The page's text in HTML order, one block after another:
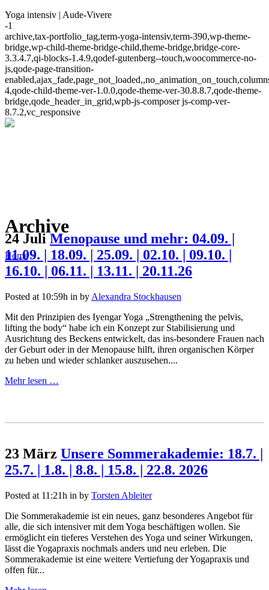
Yoga intensiv | Aude-Vivere
-1
archive,tax-portfolio_tag,term-yoga-intensiv,term-390,wp-theme-
bridge,wp-child-theme-bridge-child,theme-bridge,bridge-core-
3.3.4.7,qi-blocks-1.4.9,qodef-gutenberg--touch,woocommerce-no-
js,qode-page-transition-
4,qode-child-theme-ver-1.0.0,qode-theme-ver-30.8.8.7,qode-theme-
bridge,qode_header_in_grid,wpb-js-composer js-comp-ver-
8.7.2,vc_responsive
Archive
Home>
24 Juli Menopause und mehr: 04.09. |
11.09. | 18.09. | 25.09. | 02.10. | 09.10. |
16.10. | 06.11. | 13.11. | 20.11.26
Posted at 10:59h in by Alexandra Stockhausen
Mit den Prinzipien des Iyengar Yoga „Strengthening the pelvis,
lifting the body“ habe ich ein Konzept zur Stabilisierung und
Ausrichtung des Beckens entwickelt, das ins-besondere Frauen nach
der Geburt oder in der Menopause hilft, ihren organischen Körper
zu heben und wieder schlanker auszusehen....
Mehr lesen …
23 März Unsere Sommerakademie: 18.7. |
25.7. | 1.8. | 8.8. | 15.8. | 22.8. 2026
Posted at 11:21h in by Torsten Ableiter
Die Sommerakademie ist ein neues, ganz besonderes Angebot für
alle, die sich intensiver mit dem Yoga beschäftigen wollen. Sie
ermöglicht ein tieferes Verstehen des Yoga und seiner Wirkungen,
lässt die Yogapraxis nochmals anders und neu erleben. Die
Sommerakademie ist eine weitere Vertiefung der Yogapraxis und
offen für...